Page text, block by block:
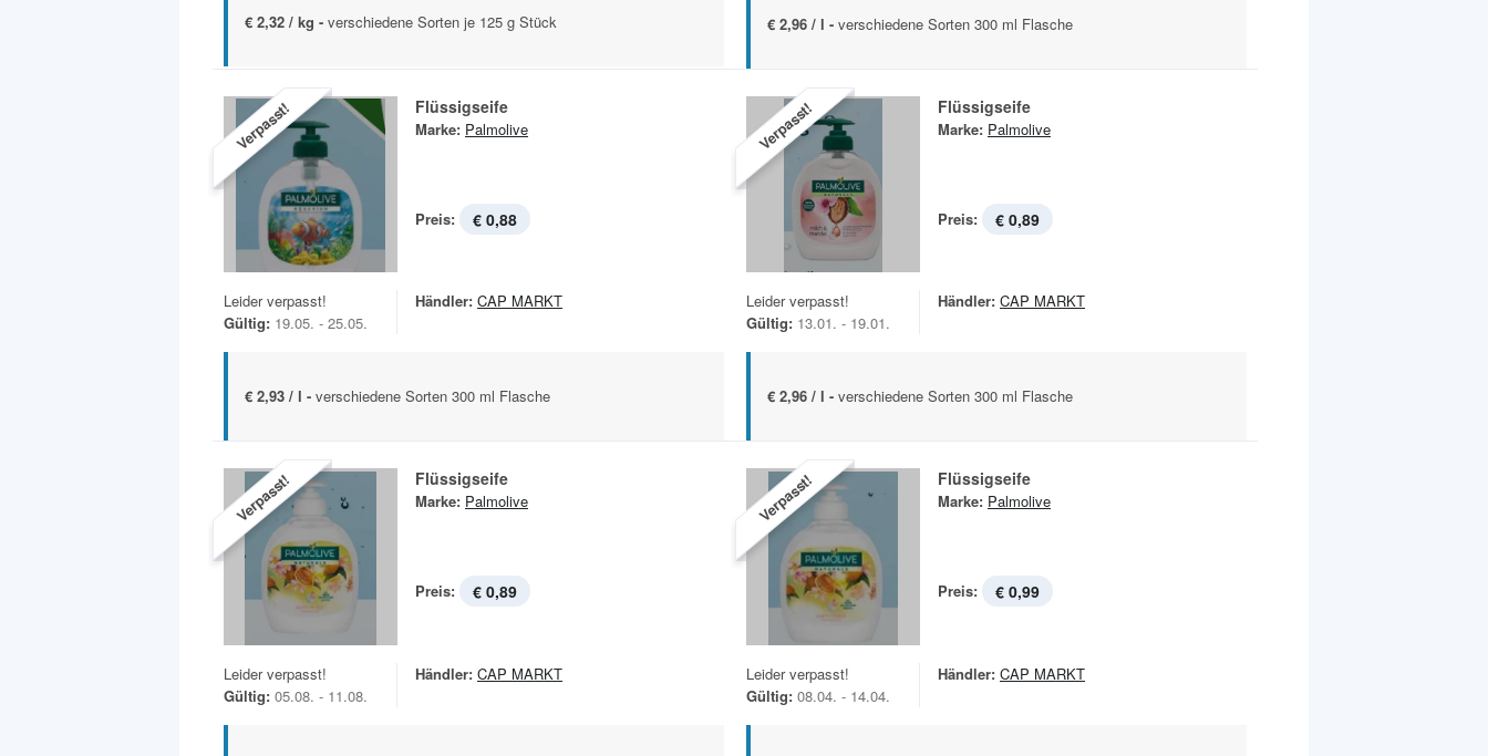
€ 2,32 / kg - verschiedene Sorten je 125 g Stück € 2,96 / l - verschiedene Sorten 300 ml Flasche
Verpasst! Flüssigseife
Marke: Palmolive
Preis: € 0,88
Leider verpasst!
Gültig: 19.05. - 25.05.
Händler: CAP MARKT
€ 2,93 / l - verschiedene Sorten 300 ml Flasche
Verpasst! Flüssigseife
Marke: Palmolive
Preis: € 0,89
Leider verpasst!
Gültig: 13.01. - 19.01.
Händler: CAP MARKT
€ 2,96 / l - verschiedene Sorten 300 ml Flasche
Verpasst! Flüssigseife
Marke: Palmolive
Preis: € 0,89
Leider verpasst!
Gültig: 05.08. - 11.08.
Händler: CAP MARKT
Verpasst! Flüssigseife
Marke: Palmolive
Preis: € 0,99
Leider verpasst!
Gültig: 08.04. - 14.04.
Händler: CAP MARKT